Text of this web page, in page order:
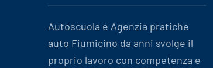
Autoscuola e Agenzia pratiche
auto Fiumicino da anni svolge il
proprio lavoro con competenza e